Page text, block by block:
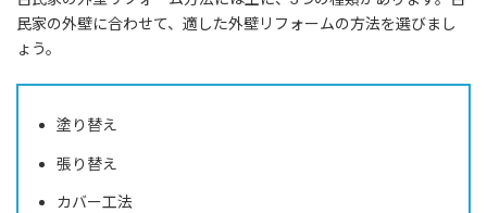
民家の外壁に合わせて、適した外壁リフォームの方法を選びまし
ょう。
塗り替え
張り替え
カバー工法